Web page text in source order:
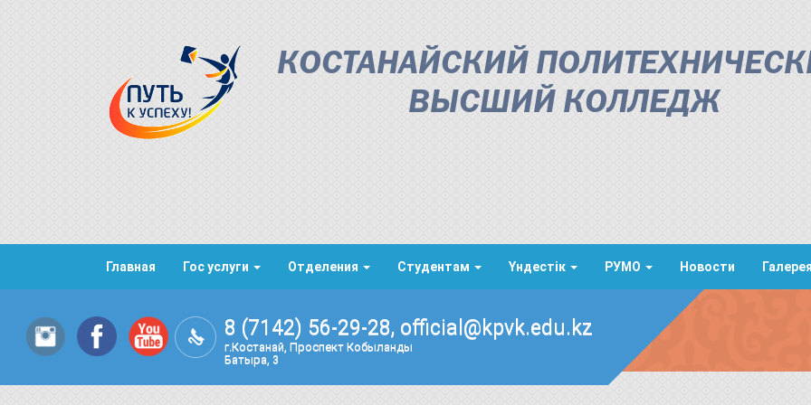
КОСТАНАЙСКИЙ
ВЫСШИЙ КОЛЛЕДЖ
Главная Гос услуги Отделения Студентам Үндестік РУМО Новости Галерея
8 (7142) 56-29-28, official@kpvk.edu.kz
г.Костанай, Проспект Кобыланды
Батыра, 3